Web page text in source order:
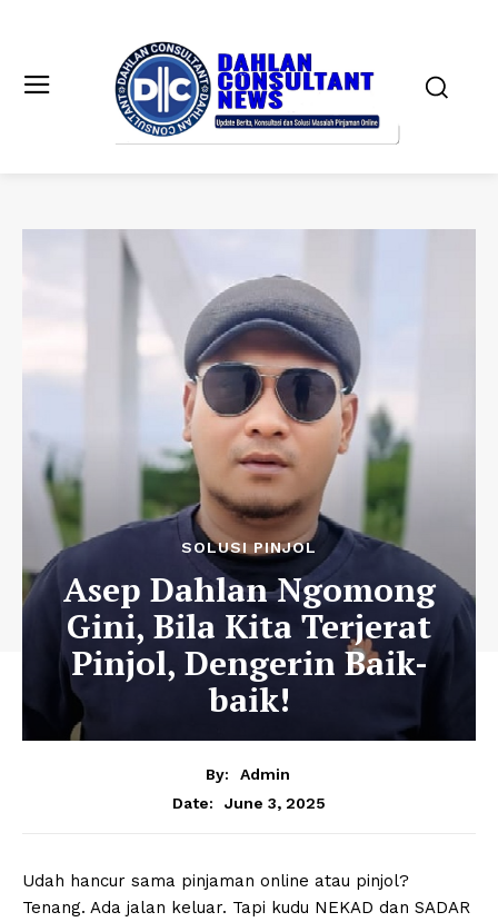
SOLUSI PINJOL
Asep Dahlan Ngomong
Gini, Bila Kita Terjerat
Pinjol, Dengerin Baik-
baik!
By:
Admin
Date:
June 3, 2025
Udah hancur sama pinjaman online atau pinjol?
Tenang. Ada jalan keluar. Tapi kudu NEKAD dan SADAR